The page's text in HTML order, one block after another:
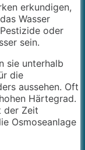
erkundigen,
Wasser
oder
sein.
sie unterhalb
die
aussehen. Oft
Härtegrad.
der Zeit
Osmoseanlage